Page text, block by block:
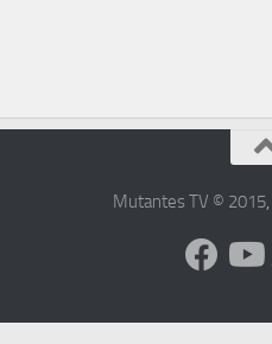
Mutantes TV © 2015,